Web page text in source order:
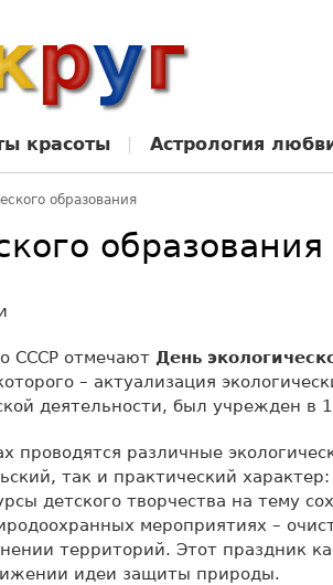
красоты Астрология
образования
образования
СССР отмечают День
– актуализация
деятельности, был учрежден в
проводятся различные
так и практический
детского творчества на тему
мероприятиях –
территорий. Этот праздник
идеи защиты природы.